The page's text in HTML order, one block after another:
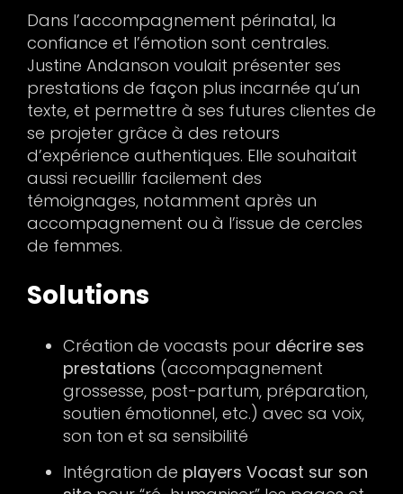
Dans l’accompagnement périnatal, la
confiance et l’émotion sont centrales.
Justine Andanson voulait présenter ses
prestations de façon plus incarnée qu’un
texte, et permettre à ses futures clientes de
se projeter grâce à des retours
d’expérience authentiques. Elle souhaitait
aussi recueillir facilement des
témoignages, notamment après un
accompagnement ou à l’issue de cercles
de femmes.
Solutions
Création de vocasts pour décrire ses
prestations (accompagnement
grossesse, post-partum, préparation,
soutien émotionnel, etc.) avec sa voix,
son ton et sa sensibilité
Intégration de players Vocast sur son